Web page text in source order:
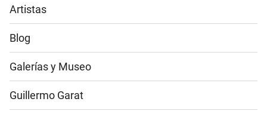
Artistas
Blog
Galerías y Museo
Guillermo Garat